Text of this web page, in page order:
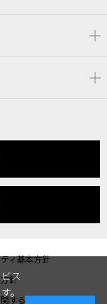
ィ基本方針
針
する表記
ス
。